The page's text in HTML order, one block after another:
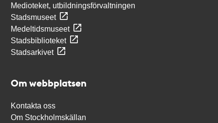
Medioteket, utbildningsförvaltningen
Stadsmuseet
Medeltidsmuseet
Stadsbiblioteket
Stadsarkivet
Om webbplatsen
Kontakta oss
Om Stockholmskällan